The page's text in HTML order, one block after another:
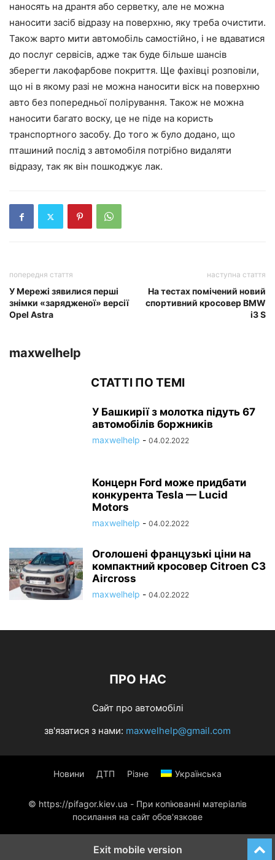
наносять на дрантя або серветку, але не можна
наносити засіб відразу на поверхню, яку треба очистити.
Також варто мити автомобіль самостійно, і не вдаватися
до послуг сервісів, адже так буде більше шансів
зберегти лакофарбове покриття. Ще фахівці розповіли,
що ні в якому разі не можна наносити віск на поверхню
авто без попередньої полірування. Також не можна
наносити багато воску, це не піде на користь
транспортного засобу. До того ж було додано, що
пташиний послід з автомобіля потрібно видаляти
відразу, так як він пошкоджує лак.
попередня стаття
У Мережі зявилися перші
знімки «зарядженої» версії
Opel Astra
наступна стаття
На тестах помічений новий
спортивний кросовер BMW
i3 S
maxwelhelp
СТАТТІ ПО ТЕМІ
У Башкирії з молотка підуть 67
автомобілів боржників
maxwelhelp - 04.02.2022
Концерн Ford може придбати
конкурента Tesla — Lucid
Motors
maxwelhelp - 04.02.2022
Оголошені французькі ціни на
компактний кросовер Citroen C3
Aircross
maxwelhelp - 04.02.2022
ПРО НАС
Сайт про автомобілі
зв'язатися з нами: maxwelhelp@gmail.com
Новини ДТП Різне Українська
© https://pifagor.kiev.ua - При копіюванні матеріалів
посилання на сайт обов'язкове
Exit mobile version